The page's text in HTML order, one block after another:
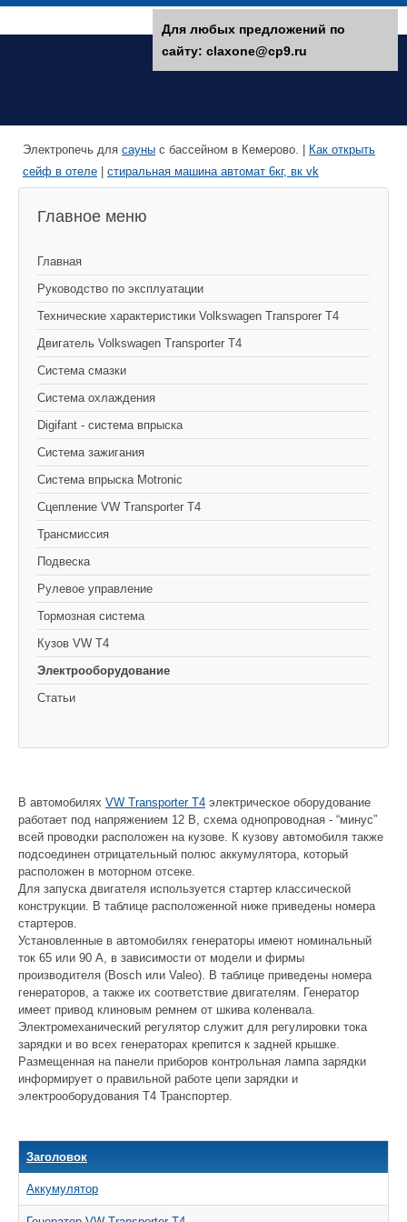
Электропечь для сауны с бассейном в Кемерово. |
Как открыть
сейф в отеле
стиральная машина автомат 6кг, вк vk
Главное меню
Главная
Руководство по эксплуатации
Технические характеристики Volkswagen Transporer T4
Двигатель Volkswagen Transporter T4
Система смазки
Система охлаждения
Digifant - система впрыска
Cистема зажигания
Система впрыска Motronic
Сцепление VW Transporter T4
Трансмиссия
Подвеска
Рулевое управление
Тормозная система
Кузов VW T4
Электрооборудование
Статьи
В автомобилях VW Transporter Т4 электрическое оборудование
работает под напряжением 12 В, схема однопроводная - “минус”
всей проводки расположен на кузове. К кузову автомобиля также
подсоединен отрицательный полюс аккумулятора, который
расположен в моторном отсеке.
Для запуска двигателя используется стартер классической
конструкции. В таблице расположенной ниже приведены номера
стартеров.
Установленные в автомобилях генераторы имеют номинальный
ток 65 или 90 А, в зависимости от модели и фирмы
производителя (Bosch или Valeo). В таблице приведены номера
генераторов, а также их соответствие двигателям. Генератор
имеет привод клиновым ремнем от шкива коленвала.
Электромеханический регулятор служит для регулировки тока
зарядки и во всех генераторах крепится к задней крышке.
Размещенная на панели приборов контрольная лампа зарядки
информирует о правильной работе цепи зарядки и
электрооборудования Т4 Транспортер.
Заголовок
Аккумулятор
Для любых предложений по
сайту: claxone@cp9.ru